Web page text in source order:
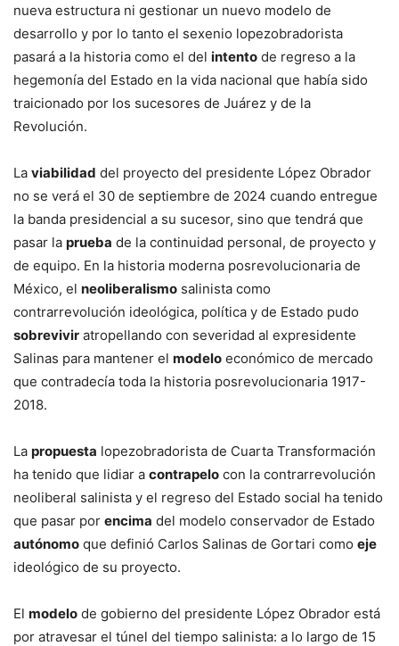
nueva estructura ni gestionar un nuevo modelo de
desarrollo y por lo tanto el sexenio lopezobradorista
pasará a la historia como el del intento de regreso a la
hegemonía del Estado en la vida nacional que había sido
traicionado por los sucesores de Juárez y de la
Revolución.
La viabilidad del proyecto del presidente López Obrador
no se verá el 30 de septiembre de 2024 cuando entregue
la banda presidencial a su sucesor, sino que tendrá que
pasar la prueba de la continuidad personal, de proyecto y
de equipo. En la historia moderna posrevolucionaria de
México, el neoliberalismo salinista como
contrarrevolución ideológica, política y de Estado pudo
sobrevivir atropellando con severidad al expresidente
Salinas para mantener el modelo económico de mercado
que contradecía toda la historia posrevolucionaria 1917-
2018.
La propuesta lopezobradorista de Cuarta Transformación
ha tenido que lidiar a contrapelo con la contrarrevolución
neoliberal salinista y el regreso del Estado social ha tenido
que pasar por encima del modelo conservador de Estado
autónomo que definió Carlos Salinas de Gortari como eje
ideológico de su proyecto.
El modelo de gobierno del presidente López Obrador está
por atravesar el túnel del tiempo salinista: a lo largo de 15